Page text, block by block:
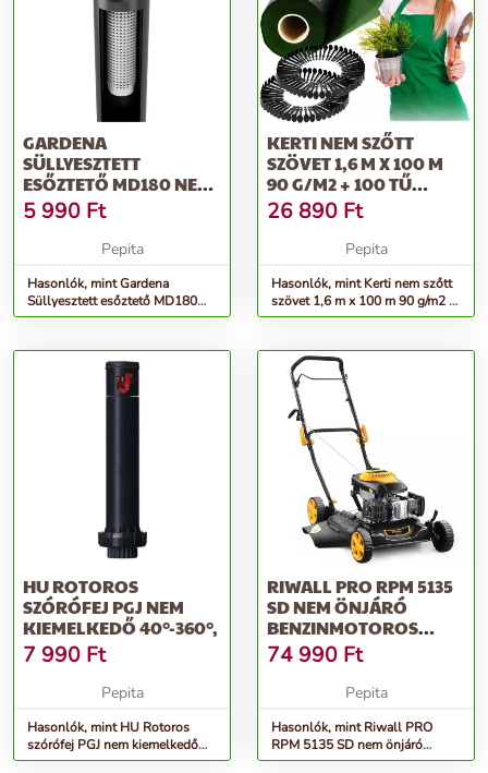
GARDENA
SÜLLYESZTETT
ESŐZTETŐ MD180 NEM
LÉTEZIK A
HUSQVARNÁNÁL
5 990 Ft
Pepita
Hasonlók, mint Gardena
Süllyesztett esőztető MD180
nem létezik a husqvarnánál
KERTI NEM SZŐTT
SZÖVET 1,6 M X 100 M
90 G/M2 + 100 TŰ
PLONOS - FE...
26 890 Ft
Pepita
Hasonlók, mint Kerti nem szőtt
szövet 1,6 m x 100 m 90 g/m2 +
100 tű plonos - fe...
HU ROTOROS
SZÓRÓFEJ PGJ NEM
KIEMELKEDŐ 40°-360°,
7 990 Ft
Pepita
Hasonlók, mint HU Rotoros
szórófej PGJ nem kiemelkedő
40°-360°,
RIWALL PRO RPM 5135
SD NEM ÖNJÁRÓ
BENZINMOTOROS
FŰNYÍRÓ 2 AZ 1-BE...
74 990 Ft
Pepita
Hasonlók, mint Riwall PRO
RPM 5135 SD nem önjáró
benzinmotoros fűnyíró 2 az 1-